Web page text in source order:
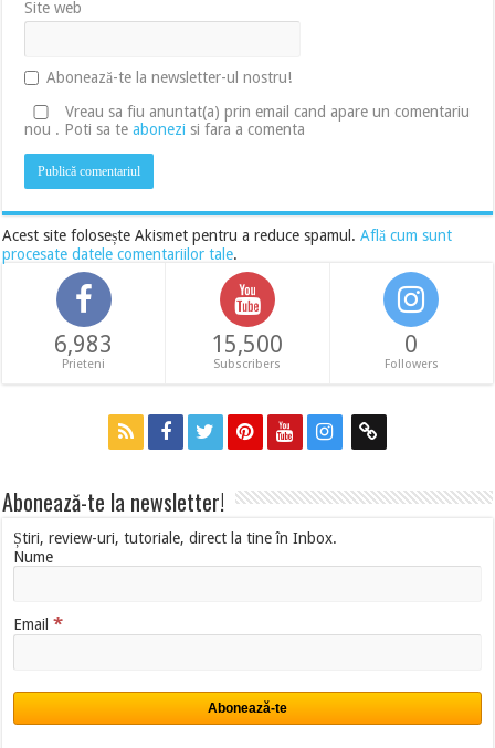
Site web
Abonează-te la newsletter-ul nostru!
Vreau sa fiu anuntat(a) prin email cand apare un comentariu
nou . Poti sa teabonezi si fara a comenta
Acest site folosește Akismet pentru a reduce spamul.Află cum sunt
procesate datele comentariilor tale.
6,983
Prieteni
15,500
Subscribers
0
Followers
Abonează-te la newsletter!
Știri, review-uri, tutoriale, direct la tine în Inbox.
Nume
Email*